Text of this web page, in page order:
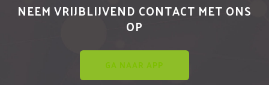
NEEM VRIJBLIJVEND CONTACT MET ONS
OP
GA NAAR APP